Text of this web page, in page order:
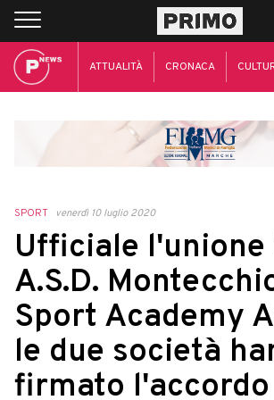
ATTUALITÀ CRONACA
SPORT venerdì 10 luglio 2020
Ufficiale l'unione
A.S.D.
Sport Academy
le due società
firmato l'accordo